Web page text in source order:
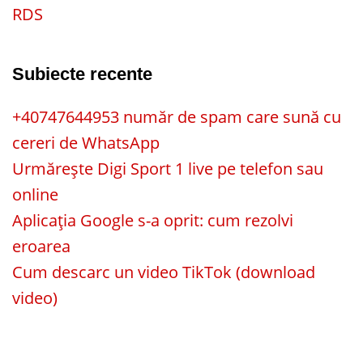
RDS
Subiecte recente
+40747644953 număr de spam care sună cu
cereri de WhatsApp
Urmărește Digi Sport 1 live pe telefon sau
online
Aplicația Google s-a oprit: cum rezolvi
eroarea
Cum descarc un video TikTok (download
video)